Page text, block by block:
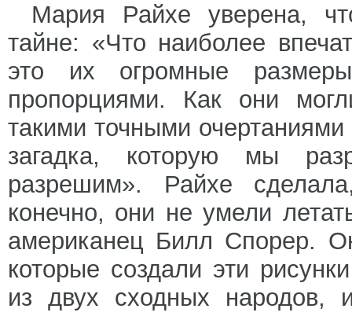
Мария Райхе уверена,
тайне: «Что наиболее
это их огромные
пропорциями. Как они
такими точными
загадка, которую мы
разрешим». Райхе
конечно, они не умели
американец Билл Спорер.
которые создали эти
из двух сходных народов,